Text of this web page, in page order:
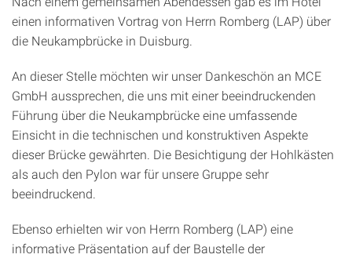
einen informativen Vortrag von Herrn Romberg (LAP) über
die Neukampbrücke in Duisburg.
An dieser Stelle möchten wir unser Dankeschön an MCE
GmbH aussprechen, die uns mit einer beeindruckenden
Führung über die Neukampbrücke eine umfassende
Einsicht in die technischen und konstruktiven Aspekte
dieser Brücke gewährten. Die Besichtigung der Hohlkästen
als auch den Pylon war für unsere Gruppe sehr
beeindruckend.
Ebenso erhielten wir von Herrn Romberg (LAP) eine
informative Präsentation auf der Baustelle der